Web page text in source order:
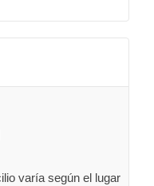
varía según el lugar